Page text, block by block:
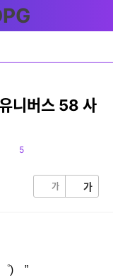
니버스 58 사
댓
5
가 가
)ゞ”